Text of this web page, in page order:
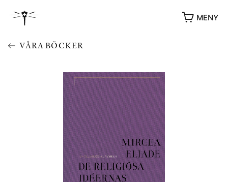
MENY
YUKIKO OCH PATRIK MÖTER
VÅRA BÖCKER